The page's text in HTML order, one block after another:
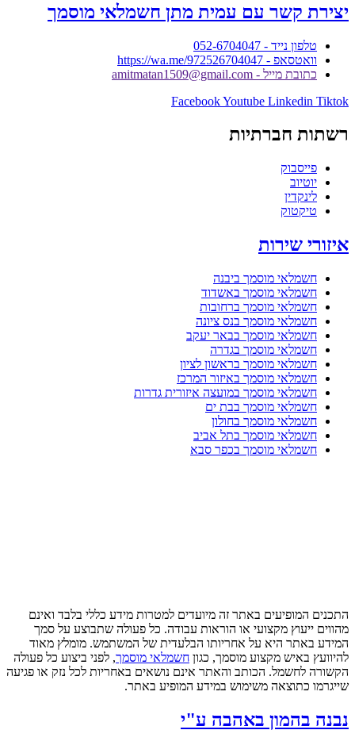
יצירת קשר עם עמית מתן חשמלאי מוסמך
טלפון נייד - 052-6704047
וואטסאפ - https://wa.me/972526704047
כתובת מייל - amitmatan1509@gmail.com
FacebookYoutube Linkedin Tiktok
רשתות חברתיות
פייסבוק
יוטיוב
לינקדין
טיקטוק
איזורי שירות
חשמלאי מוסמך ביבנה
חשמלאי מוסמך באשדוד
חשמלאי מוסמך ברחובות
חשמלאי מוסמך בנס ציונה
חשמלאי מוסמך בבאר יעקב
חשמלאי מוסמך בגדרה
חשמלאי מוסמך בראשון לציון
חשמלאי מוסמך באיזור המרכז
חשמלאי מוסמך במועצה איזורית גדרות
חשמלאי מוסמך בבת ים
חשמלאי מוסמך בחולון
חשמלאי מוסמך בתל אביב
חשמלאי מוסמך בכפר סבא
התכנים המופיעים באתר זה מיועדים למטרות מידע כללי בלבד ואינם
מהווים ייעוץ מקצועי או הוראות עבודה. כל פעולה שתבוצע על סמך
המידע באתר היא על אחריותו הבלעדית של המשתמש. מומלץ מאוד
להיוועץ באיש מקצוע מוסמך, כגון חשמלאי מוסמך, לפני ביצוע כל פעולה
הקשורה לחשמל. הכותב והאתר אינם נושאים באחריות לכל נזק או פגיעה
שייגרמו כתוצאה משימוש במידע המופיע באתר.
נבנה בהמון באהבה ע"י